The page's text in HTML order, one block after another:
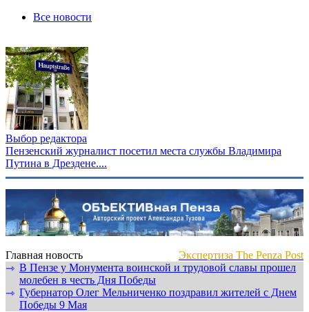
Все новости
Выбор редактора
Пензенский журналист посетил места службы Владимира
Путина в Дрездене....
Главная новость
Экспертиза The Penza Post
⇾ В Пензе у Монумента воинской и трудовой славы прошел
молебен в честь Дня Победы
⇾ Губернатор Олег Мельниченко поздравил жителей с Днем
Победы 9 Мая